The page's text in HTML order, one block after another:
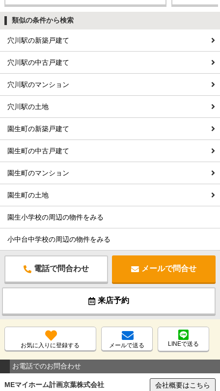
類似の条件から検索
穴川駅の新築戸建て
穴川駅の中古戸建て
穴川駅のマンション
穴川駅の土地
園生町の新築戸建て
園生町の中古戸建て
園生町のマンション
園生町の土地
園生小学校の周辺の物件をみる
小中台中学校の周辺の物件をみる
電話で問合わせ メールで問合せ
来店予約
お気に入りに登録する メールで送る LINEで送る
お電話でのお問合わせ
MEマイホーム計画京葉株式会社 会社概要はこちら